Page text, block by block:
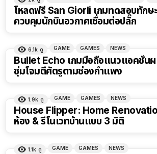
โหลดฟรี San Giorli เกมทดสอบทักษ
ควบคุมนักบินอวกาศเชื่อมต่อปลั๊ก
6.1k ดู GAME GAMES NEWS
Bullet Echo เกมมือถือแนวแอคชั่น
ซุ่มโจมตีศัตรูตามช่องกำแพง
1.9k ดู GAME GAMES NEWS
House Flipper: Home
ห้อง & รีโนเวทบ้านแบบ 3 มิติ
1.1k ดู GAME GAMES NEWS